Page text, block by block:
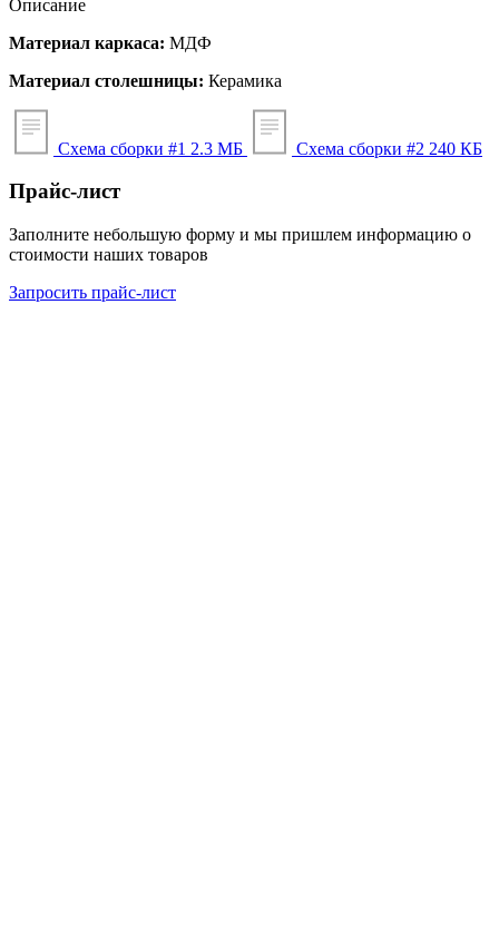
Описание
Материал каркаса: МДФ
Материал столешницы: Керамика
Схема сборки #1 2.3 МБ Схема сборки #2 240 КБ
Прайс-лист
Заполните небольшую форму и мы пришлем информацию о
стоимости наших товаров
Запросить прайс-лист